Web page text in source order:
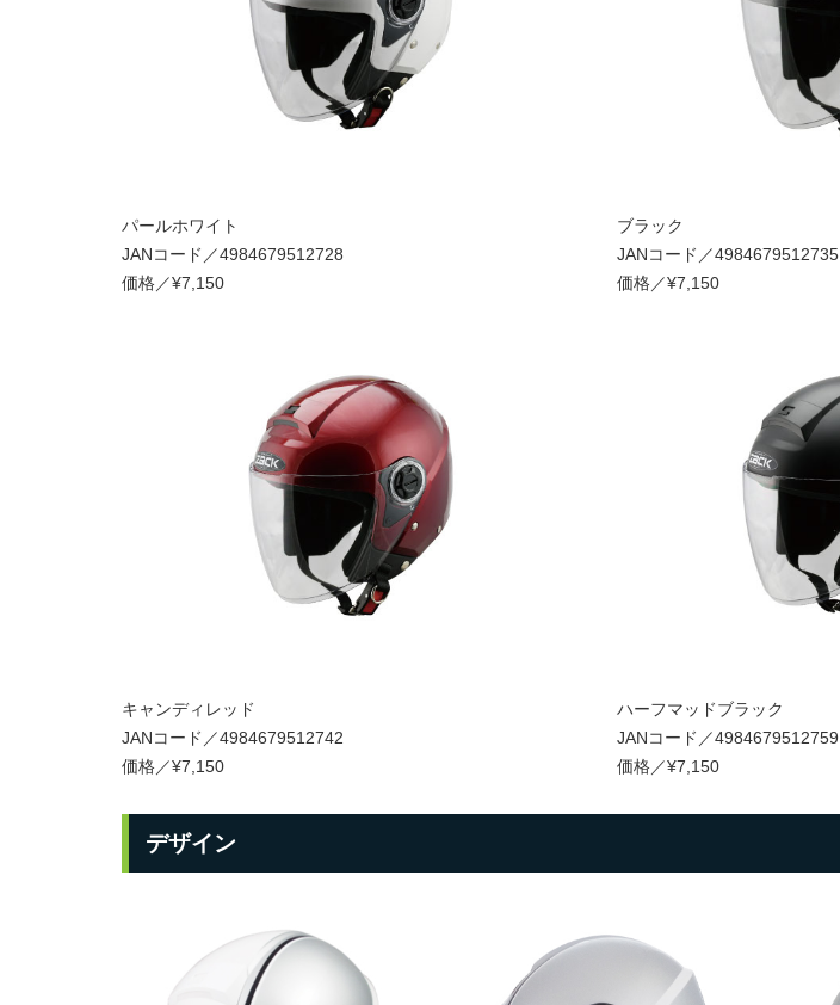
パールホワイト
JANコード／4984679512728
価格／¥7,150
ブラック
JANコード／4984679512735
価格／¥7,150
キャンディレッド
JANコード／4984679512742
価格／¥7,150
ハーフマッドブラック
JANコード／4984679512759
価格／¥7,150
デザイン